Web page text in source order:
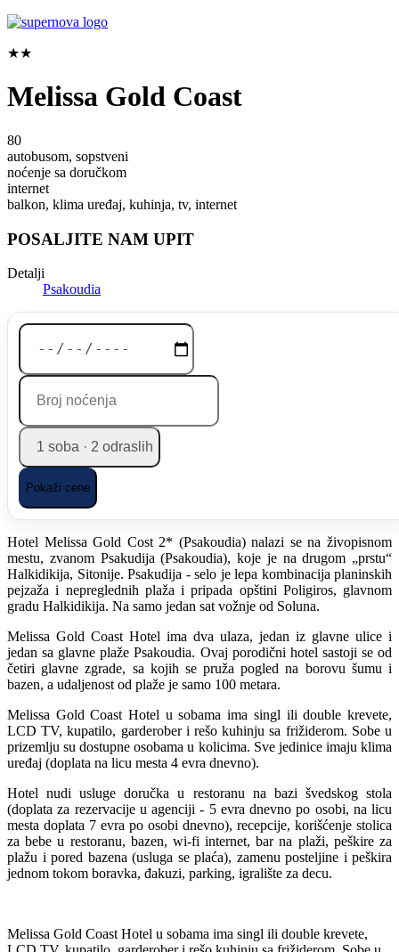
★★
Melissa Gold Coast
80
autobusom, sopstveni
noćenje sa doručkom
internet
balkon, klima uređaj, kuhinja, tv, internet
POSALJITE NAM UPIT
Detalji
Psakoudia
1 soba · 2 odraslih
Pokaži cene
Hotel Melissa Gold Cost 2* (Psakoudia) nalazi se na živopisnom
mestu, zvanom Psakudija (Psakoudia), koje je na drugom „prstu“
Halkidikija, Sitonije. Psakudija - selo je lepa kombinacija planinskih
pejzaža i nepreglednih plaža i pripada opštini Poligiros, glavnom
gradu Halkidikija. Na samo jedan sat vožnje od Soluna.
Melissa Gold Coast Hotel ima dva ulaza, jedan iz glavne ulice i
jedan sa glavne plaže Psakoudia. Ovaj porodični hotel sastoji se od
četiri glavne zgrade, sa kojih se pruža pogled na borovu šumu i
bazen, a udaljenost od plaže je samo 100 metara.
Melissa Gold Coast Hotel u sobama ima singl ili double krevete,
LCD TV, kupatilo, garderober i rešo kuhinju sa frižiderom. Sobe u
prizemlju su dostupne osobama u kolicima. Sve jedinice imaju klima
uređaj (doplata na licu mesta 4 evra dnevno).
Hotel nudi usluge doručka u restoranu na bazi švedskog stola
(doplata za rezervacije u agenciji - 5 evra dnevno po osobi, na licu
mesta doplata 7 evra po osobi dnevno), recepcije, korišćenje stolica
za bebe u restoranu, bazen, wi-fi internet, bar na plaži, peškire za
plažu i pored bazena (usluga se plaća), zamenu posteljine i peškira
jednom tokom boravka, đakuzi, parking, igralište za decu.
Melissa Gold Coast Hotel u sobama ima singl ili double krevete,